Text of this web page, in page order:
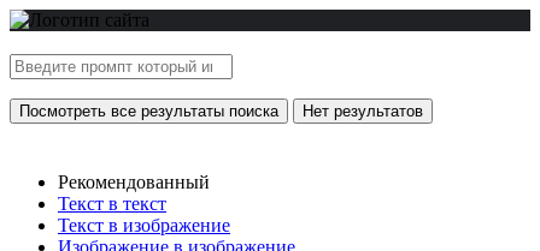
Посмотреть все результаты поиска Нет результатов
Рекомендованный
Текст в текст
Текст в изображение
Изображение в изображение